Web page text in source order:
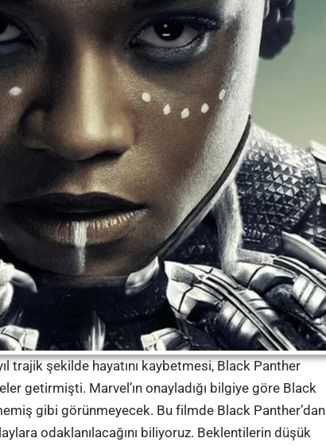
trajik şekilde hayatını kaybetmesi, Black Panther
getirmişti. Marvel’ın onayladığı bilgiye göre Black
gibi görünmeyecek. Bu filmde Black Panther’dan
odaklanılacağını biliyoruz. Beklentilerin düşük